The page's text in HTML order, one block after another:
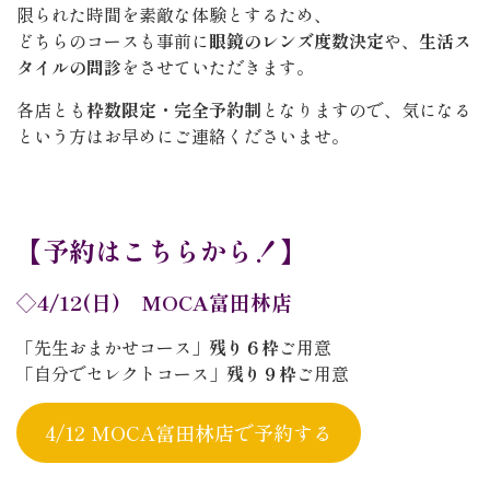
限られた時間を素敵な体験とするため、
どちらのコースも事前に眼鏡のレンズ度数決定や、 生活ス
タイルの問診をさせていただきます。
各店とも 枠数限定・完全予約制 となりますので、気になる
という方はお早めにご連絡くださいませ。
【予約はこちらから！】
◇4/12(日) MOCA富田林店
「先生おまかせコース」 残り６枠ご用意
「自分でセレクトコース」 残り９枠ご用意
4/12 MOCA富田林店で予約する